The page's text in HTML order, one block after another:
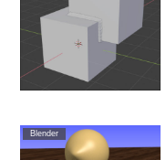
Blender